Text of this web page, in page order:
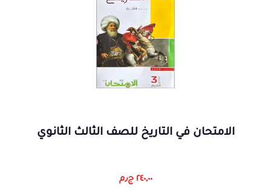
الامتحان في التاريخ للصف الثالث الثانوي
٢٤٠,٠٠ ج٫م